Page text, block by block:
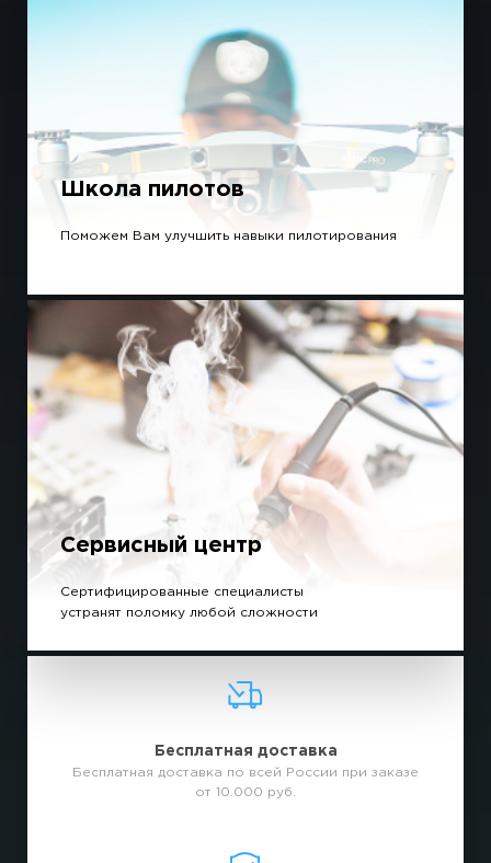
Школа пилотов
Поможем Вам улучшить навыки пилотирования
Сервисный центр
Сертифицированные специалисты
устранят поломку любой сложности
Бесплатная доставка
Бесплатная доставка по всей России при заказе
от 10.000 руб.